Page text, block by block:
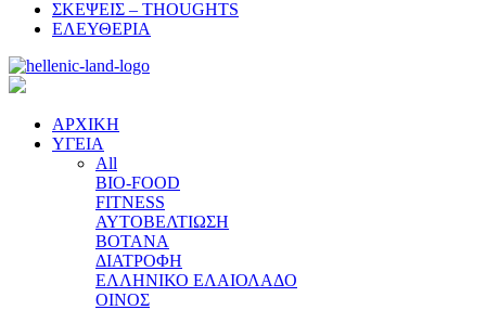
ΣΚΕΨΕΙΣ – THOUGHTS
ΕΛΕΥΘΕΡΙΑ
ΑΡΧΙΚΗ
ΥΓΕΙΑ
All
BIO-FOOD
FITNESS
ΑΥΤΟΒΕΛΤΙΩΣΗ
ΒΟΤΑΝΑ
ΔΙΑΤΡΟΦΗ
ΕΛΛΗΝΙΚΟ ΕΛΑΙΟΛΑΔΟ
ΟΙΝΟΣ